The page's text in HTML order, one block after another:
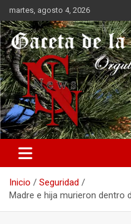
al
contenido
martes, agosto 4, 2026
Gaceta de la
Orgullosamente Serranos
Inicio
Seguridad
Madre e hija murieron dentro